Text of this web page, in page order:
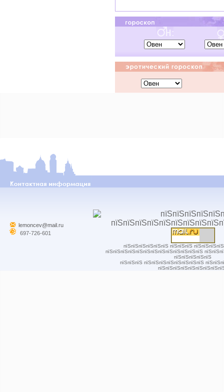
lemoncev@mail.ru
697-726-601
пїЅпїЅпїЅпїЅпїЅпїЅ пїЅпїЅпїЅ
пїЅпїЅпїЅпїЅпїЅпїЅпїЅпїЅпїЅпїЅпїЅпїЅпїЅ
пїЅпїЅпїЅпїЅпїЅ
пїЅпїЅпїЅ пїЅпїЅпїЅпїЅпїЅпїЅпїЅпїЅ